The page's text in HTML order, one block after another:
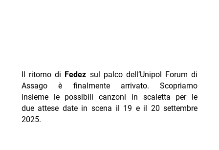
Il ritorno di Fedez sul palco dell’Unipol Forum di
Assago è finalmente arrivato. Scopriamo
insieme le possibili canzoni in scaletta per le
due attese date in scena il 19 e il 20 settembre
2025.